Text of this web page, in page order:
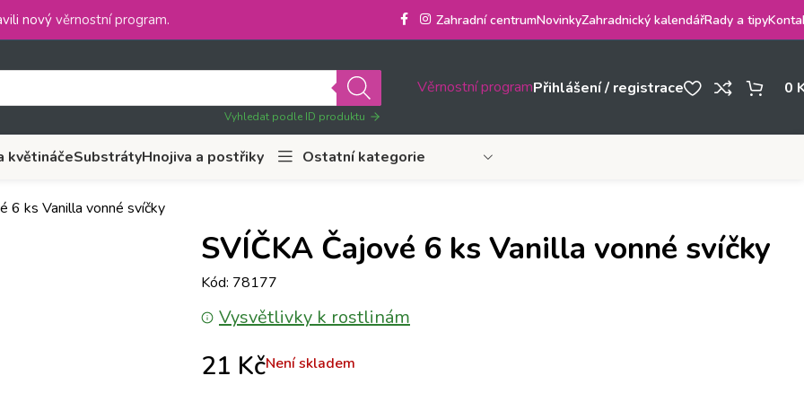
nový věrnostní program. Zahradní centrumNovinkyZahradnický kalendářRady a tipy
Vyhledat podle ID produktu
Věrnostní programPřihlášení / registrace 0
květináčeSubstrátyHnojiva a postřiky Ostatní kategorie
6 ks Vanilla vonné svíčky
SVÍČKA Čajové 6 ks Vanilla vonné svíčky
Kód: 78177
Vysvětlivky k rostlinám
21 KčNení skladem